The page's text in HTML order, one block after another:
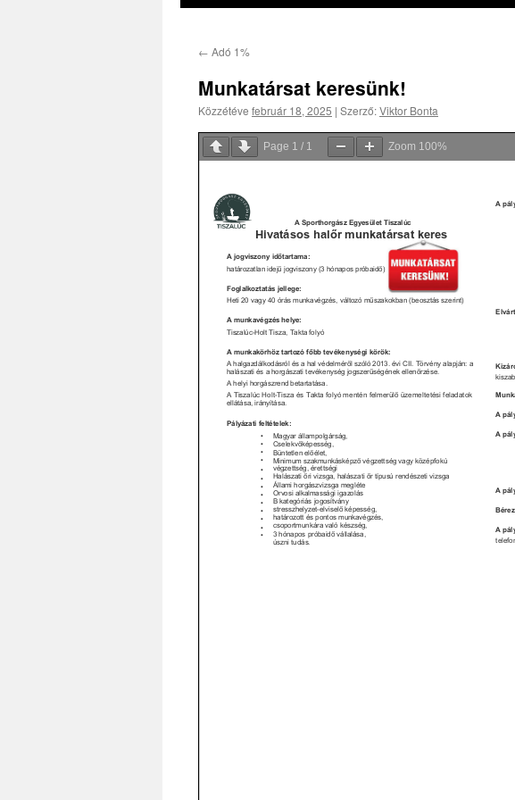
← Adó 1%
Munkatársat keresünk!
Közzétéve február 18, 2025 | Szerző:Viktor Bonta
Page 1 / 1 Zoom 100%